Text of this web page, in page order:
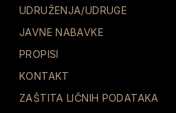
UDRUŽENJA/UDRUGE
JAVNE NABAVKE
PROPISI
KONTAKT
ZAŠTITA LIČNIH PODATAKA